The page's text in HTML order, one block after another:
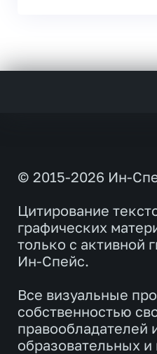
© 2015-2026 Ин-
Цитирование
графических
только с активной
Ин-Спейс.
Все визуальные
собственностью
правообладателей
образовательных